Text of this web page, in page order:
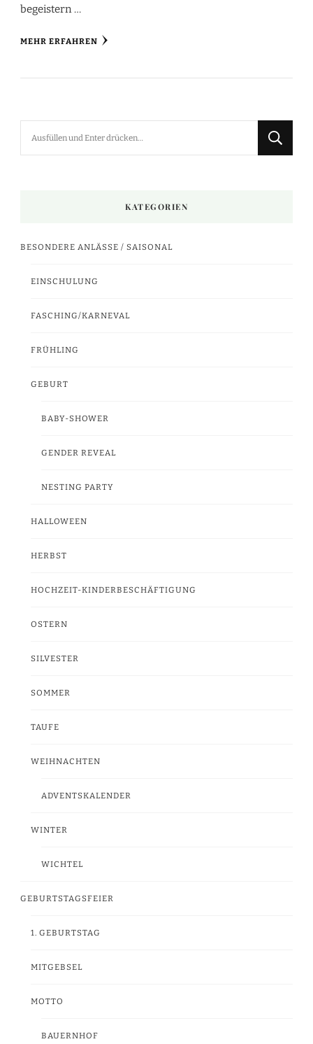
begeistern …
MEHR ERFAHREN
KATEGORIEN
BESONDERE ANLÄSSE / SAISONAL
EINSCHULUNG
FASCHING/KARNEVAL
FRÜHLING
GEBURT
BABY-SHOWER
GENDER REVEAL
NESTING PARTY
HALLOWEEN
HERBST
HOCHZEIT-KINDERBESCHÄFTIGUNG
OSTERN
SILVESTER
SOMMER
TAUFE
WEIHNACHTEN
ADVENTSKALENDER
WINTER
WICHTEL
GEBURTSTAGSFEIER
1. GEBURTSTAG
MITGEBSEL
MOTTO
BAUERNHOF